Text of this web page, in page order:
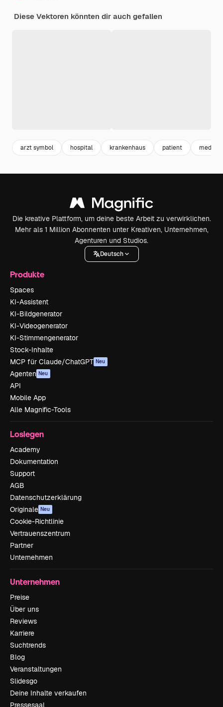
Diese Vektoren könnten dir auch gefallen
arzt symbol hospital krankenhaus patient medical
Die kreative Plattform, um deine beste Arbeit zu verwirklichen.
Mehr als 1 Million Abonnenten unter Kreativen, Unternehmen,
Agenturen und Studios.
Deutsch
Produkte
Spaces
KI-Assistent
KI-Bildgenerator
KI-Videogenerator
KI-Stimmengenerator
Stock-Inhalte
MCP für Claude/ChatGPT Neu
Agenten Neu
API
Mobile App
Alle Magnific-Tools
Loslegen
Academy
Dokumentation
Support
AGB
Datenschutzerklärung
Originale Neu
Cookie-Richtlinie
Vertrauenszentrum
Partner
Unternehmen
Unternehmen
Preise
Über uns
Reviews
Karriere
Suchtrends
Blog
Veranstaltungen
Slidesgo
Deine Inhalte verkaufen
Pressesaal